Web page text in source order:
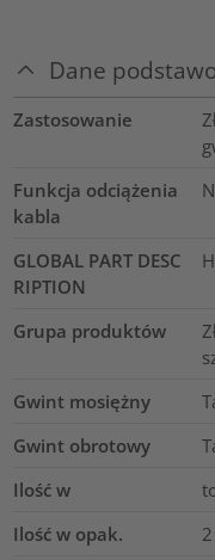
Dane
Zastosowanie
Funkcja odciążenia
kabla
GLOBAL PART DESC
RIPTION
Grupa produktów
Gwint mosiężny
Gwint obrotowy
Ilość w
Ilość w opak.
2